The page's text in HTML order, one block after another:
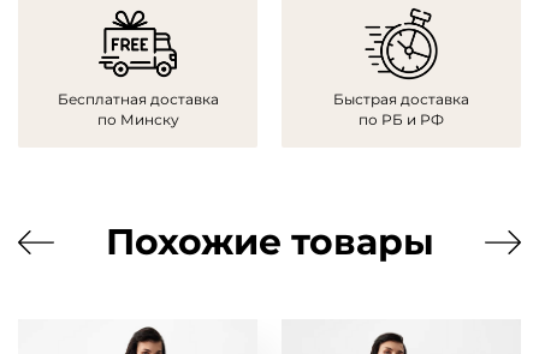
Бесплатная доставка
по Минску
Быстрая доставка
по РБ и РФ
Похожие товары